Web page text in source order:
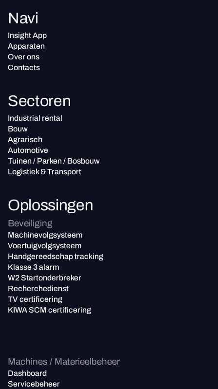
Navi
Insight App
Apparaten
Over ons
Contacts
Sectoren
Industrial rental
Bouw
Agrarisch
Automotive
Tuinen / Parken / Bosbouw
Logistiek & Transport
Oplossingen
Beveiliging
Machinevolgsysteem
Voertuigvolgsysteem
Handgereedschap tracking
Klasse 3 alarm
W2 Startonderbreker
Recherchedienst
TV certificering
KIWA SCM certificering
Machines / Materieelbeheer
Dashboard
Servicebeheer